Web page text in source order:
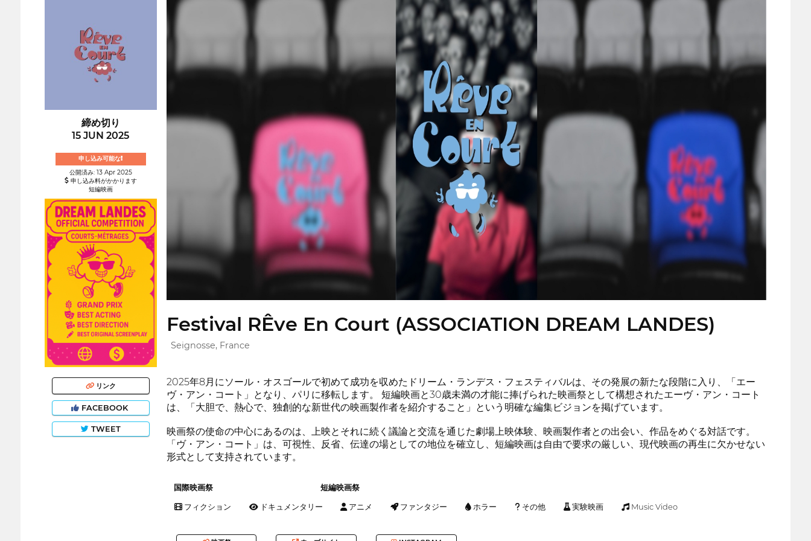
締め切り
15 JUN 2025
申し込み可能な!
公開済み: 13 Apr 2025
申し込み料がかかります
短編映画
リンク
FACEBOOK
TWEET
Festival RÊve En Court (ASSOCIATION DREAM LANDES)
Seignosse, France
2025年8月にソール・オスゴールで初めて成功を収めたドリーム・ランデス・フェスティバルは、その発展の新たな段階に入り、「エー
ヴ・アン・コート」となり、パリに移転します。 短編映画と30歳未満の才能に捧げられた映画祭として構想されたエーヴ・アン・コート
は、「大胆で、熱心で、独創的な新世代の映画製作者を紹介すること」という明確な編集ビジョンを掲げています。
映画祭の使命の中心にあるのは、上映とそれに続く議論と交流を通じた劇場上映体験、映画製作者との出会い、作品をめぐる対話です。
「ヴ・アン・コート」は、可視性、反省、伝達の場としての地位を確立し、短編映画は自由で要求の厳しい、現代映画の再生に欠かせない
形式として支持されています。
国際映画祭 短編映画祭
フィクション ドキュメンタリー アニメ ファンタジー ホラー その他 実験映画 Music Video